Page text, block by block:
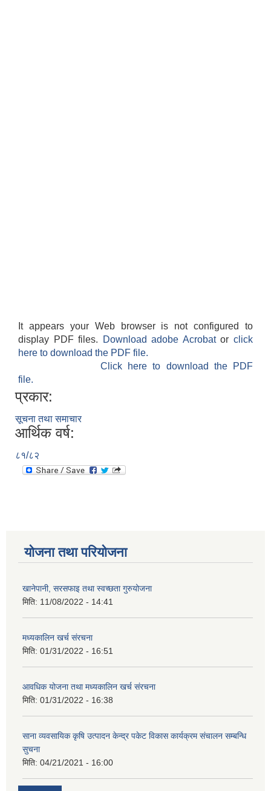
It appears your Web browser is not configured to
display PDF files.
Download adobe Acrobatorclick
here to download the PDF file.
Click here to download the PDF
file.
प्रकार:
सूचना तथा समाचार
आर्थिक वर्ष:
८१/८२
योजना तथा परियोजना
खानेपानी, सरसफाइ तथा स्वच्छता गुरुयोजना
मिति: 11/08/2022 - 14:41
मध्यकालिन खर्च संरचना
मिति: 01/31/2022 - 16:51
आवधिक योजना तथा मध्यकालिन खर्च संरचना
मिति: 01/31/2022 - 16:38
साना व्यवसायिक कृषि उत्पादन केन्द्र पकेट विकास कार्यक्रम संचालन सम्बन्धि
सुचना
मिति: 04/21/2021 - 16:00